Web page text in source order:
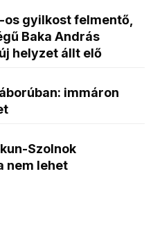
os gyilkost felmentő,
Baka András
helyzet állt elő
immáron
Szolnok
nem lehet